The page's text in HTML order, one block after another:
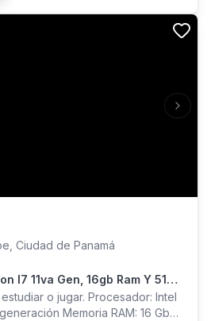
original Tipo C, garantia de 90
Next
Ciudad de Panamá
I7 11va Gen, 16gb Ram Y 512
o jugar. Procesador: Intel
Memoria RAM: 16 Gb